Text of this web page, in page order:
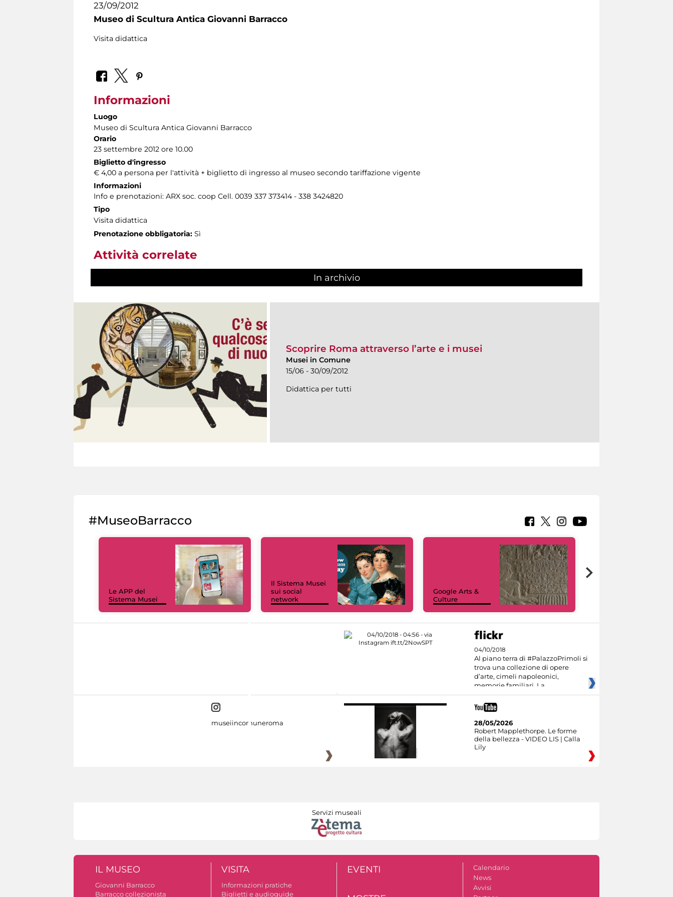
23/09/2012
Museo di Scultura Antica Giovanni Barracco
Visita didattica
Informazioni
Luogo
Museo di Scultura Antica Giovanni Barracco
Orario
23 settembre 2012 ore 10.00
Biglietto d'ingresso
€ 4,00 a persona per l'attività + biglietto di ingresso al museo secondo tariffazione vigente
Informazioni
Info e prenotazioni: ARX soc. coop Cell. 0039 337 373414 - 338 3424820
Tipo
Visita didattica
Prenotazione obbligatoria: Sì
Attività correlate
In archivio
Scoprire Roma attraverso l’arte e i musei
Musei in Comune
15/06 - 30/09/2012
Didattica per tutti
#MuseoBarracco
Le APP del
Sistema Musei
Il Sistema Musei
sui social
network
Google Arts &
Culture
04/10/2018
Al piano terra di #PalazzoPrimoli si
trova una collezione di opere
d’arte, cimeli napoleonici,
memorie familiari. La
museiincomuneroma
28/05/2026
Robert Mapplethorpe. Le forme
della bellezza - VIDEO LIS | Calla
Lily
Servizi museali
IL MUSEO
Giovanni Barracco
Barracco collezionista
VISITA
Informazioni pratiche
Biglietti e audioguide
EVENTI
Calendario
News
Avvisi